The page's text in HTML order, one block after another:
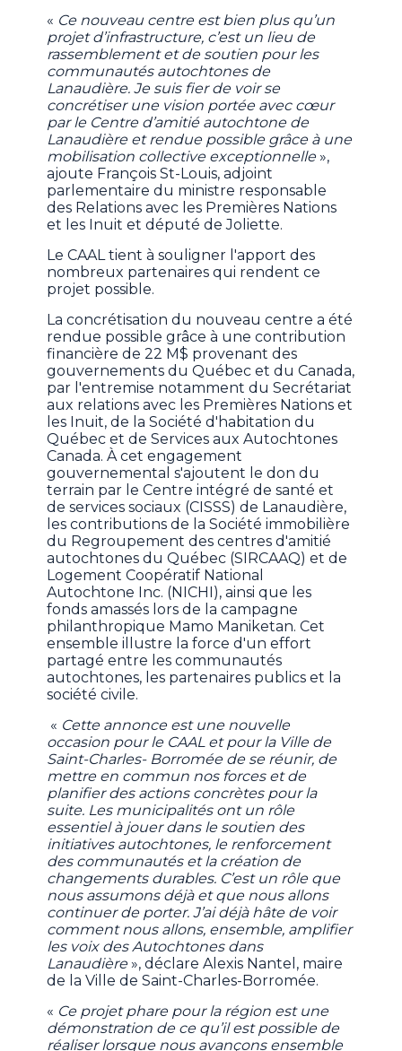
« Ce nouveau centre est bien plus qu’un
projet d’infrastructure, c’est un lieu de
rassemblement et de soutien pour les
communautés autochtones de
Lanaudière. Je suis fier de voir se
concrétiser une vision portée avec cœur
par le Centre d’amitié autochtone de
Lanaudière et rendue possible grâce à une
mobilisation collective exceptionnelle»,
ajoute François St-Louis, adjoint
parlementaire du ministre responsable
des Relations avec les Premières Nations
et les Inuit et député de Joliette.
Le CAAL tient à souligner l'apport des
nombreux partenaires qui rendent ce
projet possible.
La concrétisation du nouveau centre a été
rendue possible grâce à une contribution
financière de 22 M$ provenant des
gouvernements du Québec et du Canada,
par l'entremise notamment du Secrétariat
aux relations avec les Premières Nations et
les Inuit, de la Société d'habitation du
Québec et de Services aux Autochtones
Canada. À cet engagement
gouvernemental s'ajoutent le don du
terrain par le Centre intégré de santé et
de services sociaux (CISSS) de Lanaudière,
les contributions de la Société immobilière
du Regroupement des centres d'amitié
autochtones du Québec (SIRCAAQ) et de
Logement Coopératif National
Autochtone Inc. (NICHI), ainsi que les
fonds amassés lors de la campagne
philanthropique Mamo Maniketan. Cet
ensemble illustre la force d'un effort
partagé entre les communautés
autochtones, les partenaires publics et la
société civile.
« Cette annonce est une nouvelle
occasion pour le CAAL et pour la Ville de
Saint-Charles- Borromée de se réunir, de
mettre en commun nos forces et de
planifier des actions concrètes pour la
suite. Les municipalités ont un rôle
essentiel à jouer dans le soutien des
initiatives autochtones, le renforcement
des communautés et la création de
changements durables. C’est un rôle que
nous assumons déjà et que nous allons
continuer de porter. J’ai déjà hâte de voir
comment nous allons, ensemble, amplifier
les voix des Autochtones dans
Lanaudière», déclare Alexis Nantel, maire
de la Ville de Saint-Charles-Borromée.
« Ce projet phare pour la région est une
démonstration de ce qu’il est possible de
réaliser lorsque nous avançons ensemble